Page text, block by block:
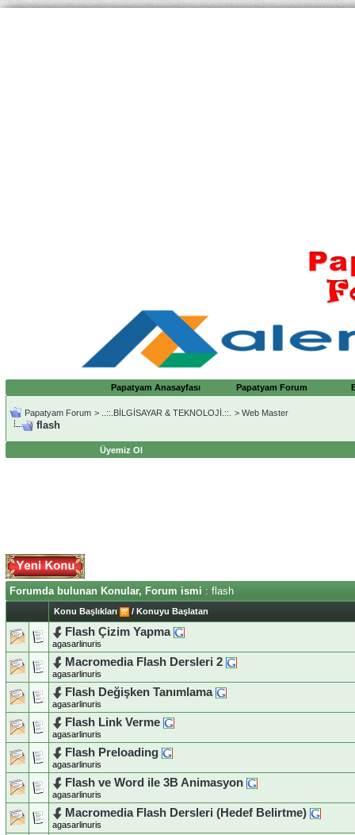
Papatyam Anasayfası Papatyam Forum
Papatyam Forum > ..::.BİLGİSAYAR & TEKNOLOJİ.::. > Web Master
flash
Üyemiz Ol
Forumda bulunan Konular, Forum ismi : flash
Konu Başlıkları / Konuyu Başlatan
Flash Çizim Yapma
agasarlinuris
Macromedia Flash Dersleri 2
agasarlinuris
Flash Değişken Tanımlama
agasarlinuris
Flash Link Verme
agasarlinuris
Flash Preloading
agasarlinuris
Flash ve Word ile 3B Animasyon
agasarlinuris
Macromedia Flash Dersleri (Hedef Belirtme)
agasarlinuris